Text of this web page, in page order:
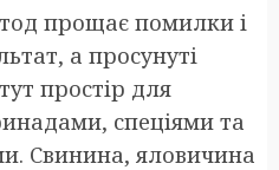
прощає помилки і
а просунуті
простір для
спеціями та
Свинина, яловичина